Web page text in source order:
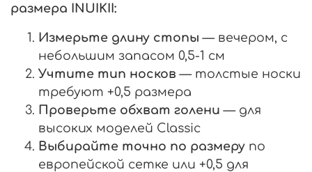
размера INUIKII:
Измерьте длину стопы — вечером, с
небольшим запасом 0,5-1 см
Учтите тип носков — толстые носки
требуют +0,5 размера
Проверьте обхват голени — для
высоких моделей Classic
Выбирайте точно по размеру по
европейской сетке или +0,5 для